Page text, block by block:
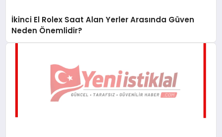
İkinci El Rolex Saat Alan Yerler Arasında Güven
Neden Önemlidir?